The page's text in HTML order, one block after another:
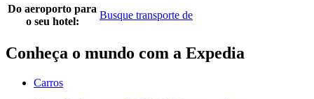
Do aeroporto para
o seu hotel:
Busque transporte de
Conheça o mundo com a Expedia
Carros